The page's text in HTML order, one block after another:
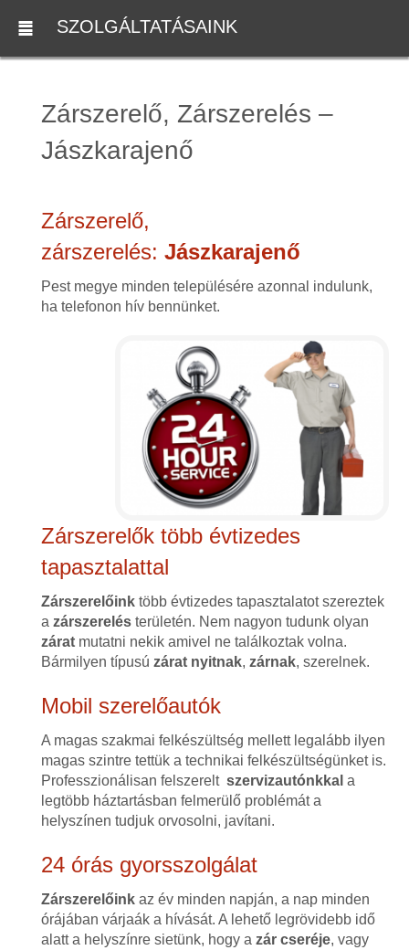
SZOLGÁLTATÁSAINK
Zárszerelő, Zárszerelés –
Jászkarajenő
Zárszerelő,
zárszerelés: Jászkarajenő
Pest megye minden településére azonnal indulunk,
ha telefonon hív bennünket.
Zárszerelők több évtizedes
tapasztalattal
Zárszerelőinktöbb évtizedes tapasztalatot szereztek
a zárszerelésterületén. Nem nagyon tudunk olyan
záratmutatni nekik amivel ne találkoztak volna.
Bármilyen típusú zárat nyitnak, zárnak, szerelnek.
Mobil szerelőautók
A magas szakmai felkészültség mellett legalább ilyen
magas szintre tettük a technikai felkészültségünket is.
Professzionálisan felszerelt szervizautónkkal a
legtöbb háztartásban felmerülő problémát a
helyszínen tudjuk orvosolni, javítani.
24 órás gyorsszolgálat
Zárszerelőinkaz év minden napján, a nap minden
órájában várjaák a hívását. A lehető legrövidebb idő
alatt a helyszínre sietünk, hogy a zár cseréje, vagy